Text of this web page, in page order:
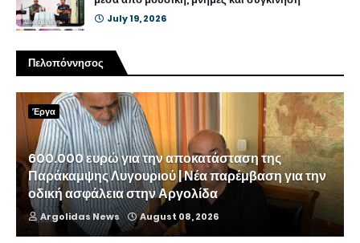
July 19, 2026
Πελοπόννησος
Έργα
600.000 ευρώ για την αποκατάσταση της
Παράκαμψης Λυγουριού | Νέα παρέμβαση για την
οδική ασφάλεια στην Αργολίδα
Argolidas News August 08, 2026